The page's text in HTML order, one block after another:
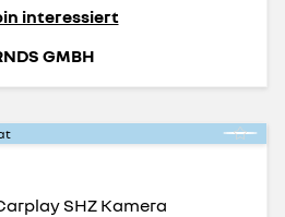
interessiert
GMBH
SHZ Kamera